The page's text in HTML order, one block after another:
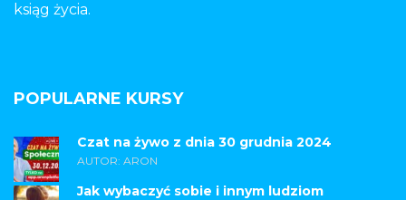
ksiąg życia.
POPULARNE KURSY
Czat na żywo z dnia 30 grudnia 2024
AUTOR: ARON
Jak wybaczyć sobie i innym ludziom